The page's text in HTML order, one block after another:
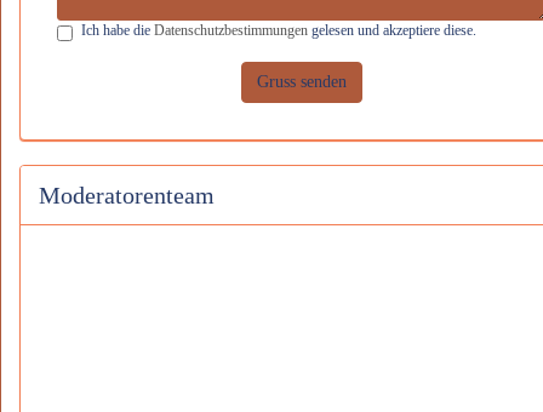
Ich habe die Datenschutzbestimmungen gelesen und akzeptiere diese.
Gruss senden
Moderatorenteam